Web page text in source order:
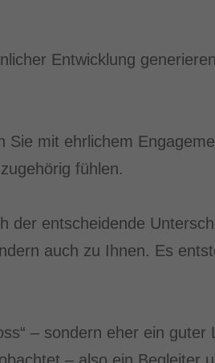
Entwicklung
mit ehrlichem
fühlen.
entscheidende
auch zu Ihnen. Es
– sondern eher ein guter
– also ein Begleiter